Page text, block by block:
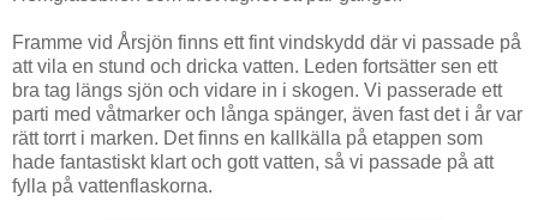
Framme vid Årsjön finns ett fint vindskydd där vi passade på
att vila en stund och dricka vatten. Leden fortsätter sen ett
bra tag längs sjön och vidare in i skogen. Vi passerade ett
parti med våtmarker och långa spänger, även fast det i år var
rätt torrt i marken. Det finns en kallkälla på etappen som
hade fantastiskt klart och gott vatten, så vi passade på att
fylla på vattenflaskorna.